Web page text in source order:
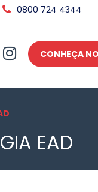
0800 724 4344
CONHEÇA
EAD